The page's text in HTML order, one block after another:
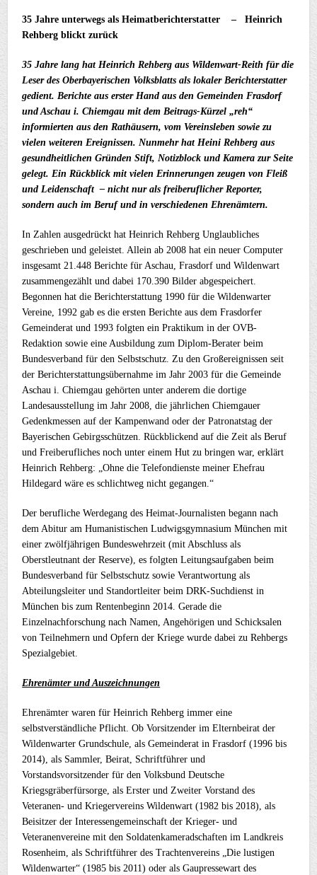
35 Jahre unterwegsals Heimatberichterstatter –Heinrich
Rehberg blickt zurück
35 Jahre lang hat Heinrich Rehberg aus Wildenwart-Reith für die
Leser des Oberbayerischen Volksblatts als lokaler Berichterstatter
gedient. Berichte aus erster Hand aus den Gemeinden Frasdorf
und Aschau i. Chiemgau mit dem Beitrags-Kürzel „reh“
informierten aus den Rathäusern, vom Vereinsleben sowie zu
vielen weiteren Ereignissen. Nunmehr hat Heini Rehberg aus
gesundheitlichen Gründen Stift, Notizblock und Kamera zur Seite
gelegt. Ein Rückblick mit vielen Erinnerungen zeugen von Fleiß
und Leidenschaft – nicht nur als freiberuflicher Reporter,
sondern auch im Beruf und in verschiedenen Ehrenämtern.
In Zahlen ausgedrückt hat Heinrich Rehberg Unglaubliches
geschrieben und geleistet. Allein ab 2008 hat ein neuer Computer
insgesamt 21.448 Berichte für Aschau, Frasdorf und Wildenwart
zusammengezählt und dabei 170.390 Bilder abgespeichert.
Begonnen hat die Berichterstattung 1990 für die Wildenwarter
Vereine, 1992 gab es die ersten Berichte aus dem Frasdorfer
Gemeinderat und 1993 folgten ein Praktikum in der OVB-
Redaktion sowie eine Ausbildung zum Diplom-Berater beim
Bundesverband für den Selbstschutz. Zu den Großereignissen seit
der Berichterstattungsübernahme im Jahr 2003 für die Gemeinde
Aschau i. Chiemgau gehörten unter anderem die dortige
Landesausstellung im Jahr 2008, die jährlichen Chiemgauer
Gedenkmessen auf der Kampenwand oder der Patronatstag der
Bayerischen Gebirgsschützen. Rückblickend auf die Zeit als Beruf
und Freiberufliches noch unter einem Hut zu bringen war, erklärt
Heinrich Rehberg: „Ohne die Telefondienste meiner Ehefrau
Hildegard wäre es schlichtweg nicht gegangen.“
Der berufliche Werdegang des Heimat-Journalisten begann nach
dem Abitur am Humanistischen Ludwigsgymnasium München mit
einer zwölfjährigen Bundeswehrzeit (mit Abschluss als
Oberstleutnant der Reserve), es folgten Leitungsaufgaben beim
Bundesverband für Selbstschutz sowie Verantwortung als
Abteilungsleiter und Standortleiter beim DRK-Suchdienst in
München bis zum Rentenbeginn 2014. Gerade die
Einzelnachforschung nach Namen, Angehörigen und Schicksalen
von Teilnehmern und Opfern der Kriege wurde dabei zu Rehbergs
Spezialgebiet.
Ehrenämter und Auszeichnungen
Ehrenämter waren für Heinrich Rehberg immer eine
selbstverständliche Pflicht. Ob Vorsitzender im Elternbeirat der
Wildenwarter Grundschule, als Gemeinderat in Frasdorf (1996 bis
2014), als Sammler, Beirat, Schriftführer und
Vorstandsvorsitzender für den Volksbund Deutsche
Kriegsgräberfürsorge, als Erster und Zweiter Vorstand des
Veteranen- und Kriegervereins Wildenwart (1982 bis 2018), als
Beisitzer der Interessengemeinschaft der Krieger- und
Veteranenvereine mit den Soldatenkameradschaften im Landkreis
Rosenheim, als Schriftführer des Trachtenvereins „Die lustigen
Wildenwarter“ (1985 bis 2011) oder als Gaupressewart des